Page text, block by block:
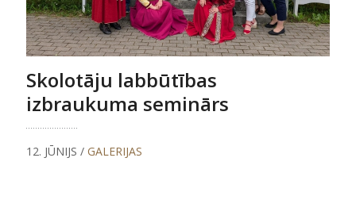
Skolotāju labbūtības
izbraukuma seminārs
12. JŪNIJS / GALERIJAS